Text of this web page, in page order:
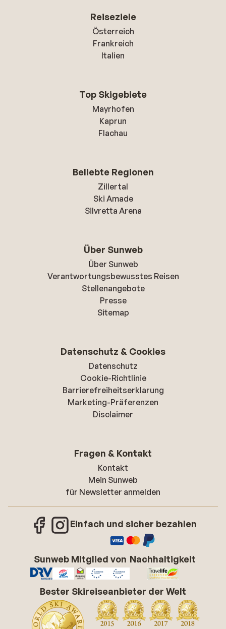
Reiseziele
Österreich
Frankreich
Italien
Top Skigebiete
Mayrhofen
Kaprun
Flachau
Beliebte Regionen
Zillertal
Ski Amade
Silvretta Arena
Über Sunweb
Über Sunweb
Verantwortungsbewusstes Reisen
Stellenangebote
Presse
Sitemap
Datenschutz & Cookies
Datenschutz
Cookie-Richtlinie
Barrierefreiheitserklarung
Marketing-Präferenzen
Disclaimer
Fragen & Kontakt
Kontakt
Mein Sunweb
für Newsletter anmelden
Einfach und sicher bezahlen
Sunweb Mitglied von Nachhaltigkeit
Bester Skireiseanbieter der Welt